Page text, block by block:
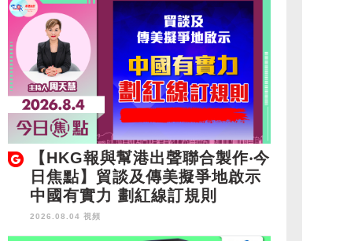
【HKG報與幫港出聲聯合製作‧今
日焦點】貿談及傳美擬爭地啟示
中國有實力 劃紅線訂規則
2026.08.04 視頻